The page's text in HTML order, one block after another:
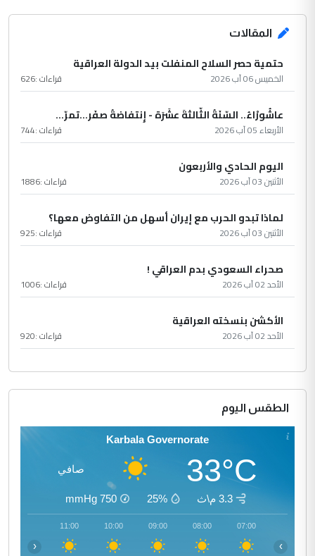
المقالات
حتمية حصر السلاح المنفلت بيد الدولة العراقية
الخميس 06 آب 2026 قراءات :626
عاشُورْاءُ.. السّنَةُ الثّالثةَ عشَرَة - إِنتفاضةُ صفَر…تمرّ...
الأربعاء 05 آب 2026 قراءات :744
اليوم الحادي والأربعون
الأثنين 03 آب 2026 قراءات :1886
لماذا تبدو الحرب مع إيران أسهل من التفاوض معها؟
الأثنين 03 آب 2026 قراءات :925
صحراء السعودي بدم العراقي !
الأحد 02 آب 2026 قراءات :1006
الأكشن بنسخته العراقية
الأحد 02 آب 2026 قراءات :920
الطقس اليوم
Karbala Governorate
33°C صافي
3.3 م\ث 25%
750
mmHg
07:00
08:00
09:00
10:00
11:00
‹ ›